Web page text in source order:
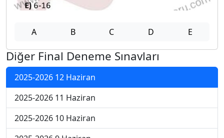
A B C D E
Diğer Final Deneme Sınavları
2025-2026 12 Haziran
2025-2026 11 Haziran
2025-2026 10 Haziran